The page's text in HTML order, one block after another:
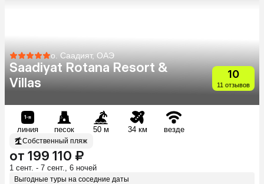
о. Саадият, ОАЭ
Saadiyat Rotana Resort &
Villas
10
11 отзывов
линия песок 50 м 34 км везде
Собственный пляж
от 199 110 ₽
1 сент. - 7 сент., 6 ночей
Выгодные туры на соседние даты